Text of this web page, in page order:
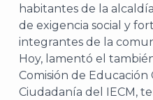
habitantes de la
de exigencia social y
integrantes de la
Hoy, lamentó el
Comisión de
Ciudadanía del IECM,